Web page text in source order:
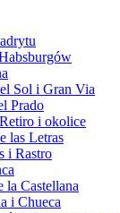
Sol i Gran Via
Prado
i okolice
las Letras
i Rastro
la Castellana
i Chueca